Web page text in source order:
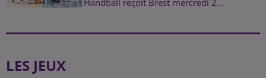
LES JEUX